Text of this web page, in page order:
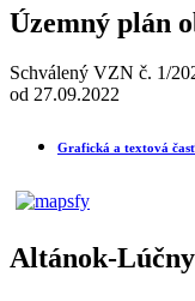
Územný plán
Schválený VZN č. 1/
od 27.09.2022
Grafická a textová
Altánok-